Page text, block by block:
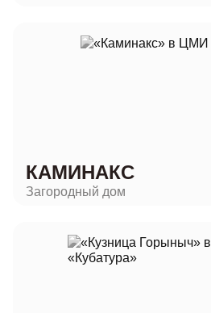
КАМИНАКС
Загородный дом